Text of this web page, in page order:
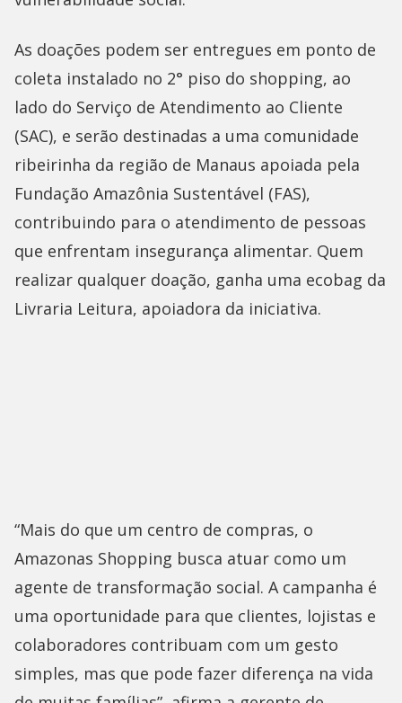
As doações podem ser entregues em ponto de
coleta instalado no 2° piso do shopping, ao
lado do Serviço de Atendimento ao Cliente
(SAC), e serão destinadas a uma comunidade
ribeirinha da região de Manaus apoiada pela
Fundação Amazônia Sustentável (FAS),
contribuindo para o atendimento de pessoas
que enfrentam insegurança alimentar. Quem
realizar qualquer doação, ganha uma ecobag da
Livraria Leitura, apoiadora da iniciativa.
“Mais do que um centro de compras, o
Amazonas Shopping busca atuar como um
agente de transformação social. A campanha é
uma oportunidade para que clientes, lojistas e
colaboradores contribuam com um gesto
simples, mas que pode fazer diferença na vida